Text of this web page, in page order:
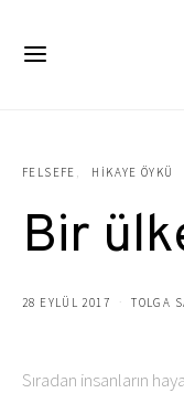
FELSEFE HIKAYE ÖYKÜ
Bir
28 EYLÜL 2017 TOLGA
Sıradan insanların